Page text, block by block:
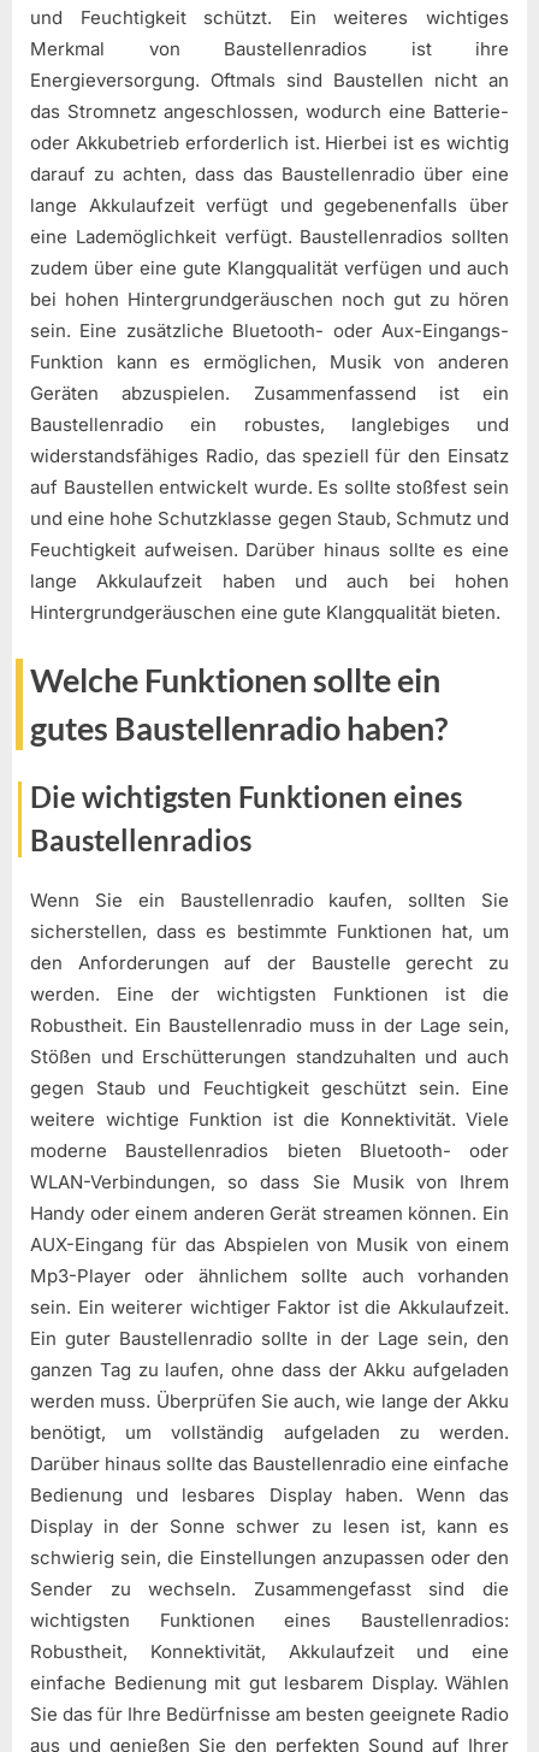
und Feuchtigkeit schützt. Ein weiteres wichtiges
Merkmal von Baustellenradios ist ihre
Energieversorgung. Oftmals sind Baustellen nicht an
das Stromnetz angeschlossen, wodurch eine Batterie-
oder Akkubetrieb erforderlich ist. Hierbei ist es wichtig
darauf zu achten, dass das Baustellenradio über eine
lange Akkulaufzeit verfügt und gegebenenfalls über
eine Lademöglichkeit verfügt. Baustellenradios sollten
zudem über eine gute Klangqualität verfügen und auch
bei hohen Hintergrundgeräuschen noch gut zu hören
sein. Eine zusätzliche Bluetooth- oder Aux-Eingangs-
Funktion kann es ermöglichen, Musik von anderen
Geräten abzuspielen. Zusammenfassend ist ein
Baustellenradio ein robustes, langlebiges und
widerstandsfähiges Radio, das speziell für den Einsatz
auf Baustellen entwickelt wurde. Es sollte stoßfest sein
und eine hohe Schutzklasse gegen Staub, Schmutz und
Feuchtigkeit aufweisen. Darüber hinaus sollte es eine
lange Akkulaufzeit haben und auch bei hohen
Hintergrundgeräuschen eine gute Klangqualität bieten.
Welche Funktionen sollte ein
gutes Baustellenradio haben?
Die wichtigsten Funktionen eines
Baustellenradios
Wenn Sie ein Baustellenradio kaufen, sollten Sie
sicherstellen, dass es bestimmte Funktionen hat, um
den Anforderungen auf der Baustelle gerecht zu
werden. Eine der wichtigsten Funktionen ist die
Robustheit. Ein Baustellenradio muss in der Lage sein,
Stößen und Erschütterungen standzuhalten und auch
gegen Staub und Feuchtigkeit geschützt sein. Eine
weitere wichtige Funktion ist die Konnektivität. Viele
moderne Baustellenradios bieten Bluetooth- oder
WLAN-Verbindungen, so dass Sie Musik von Ihrem
Handy oder einem anderen Gerät streamen können. Ein
AUX-Eingang für das Abspielen von Musik von einem
Mp3-Player oder ähnlichem sollte auch vorhanden
sein. Ein weiterer wichtiger Faktor ist die Akkulaufzeit.
Ein guter Baustellenradio sollte in der Lage sein, den
ganzen Tag zu laufen, ohne dass der Akku aufgeladen
werden muss. Überprüfen Sie auch, wie lange der Akku
benötigt, um vollständig aufgeladen zu werden.
Darüber hinaus sollte das Baustellenradio eine einfache
Bedienung und lesbares Display haben. Wenn das
Display in der Sonne schwer zu lesen ist, kann es
schwierig sein, die Einstellungen anzupassen oder den
Sender zu wechseln. Zusammengefasst sind die
wichtigsten Funktionen eines Baustellenradios:
Robustheit, Konnektivität, Akkulaufzeit und eine
einfache Bedienung mit gut lesbarem Display. Wählen
Sie das für Ihre Bedürfnisse am besten geeignete Radio
aus und genießen Sie den perfekten Sound auf Ihrer